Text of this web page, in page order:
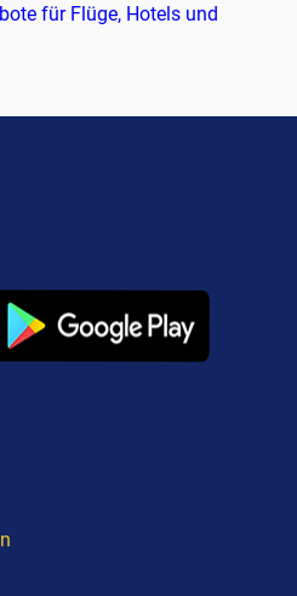
für Flüge, Hotels und